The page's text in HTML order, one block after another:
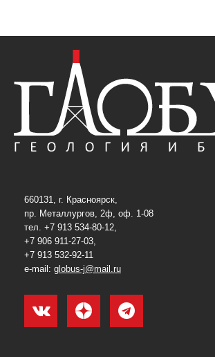
660131, г. Красноярск,
пр. Металлургов, 2ф, оф. 1-08
тел. +7 913 534-80-12,
+7 906 911-27-03,
+7 913 532-92-11
e-mail: globus-j@mail.ru